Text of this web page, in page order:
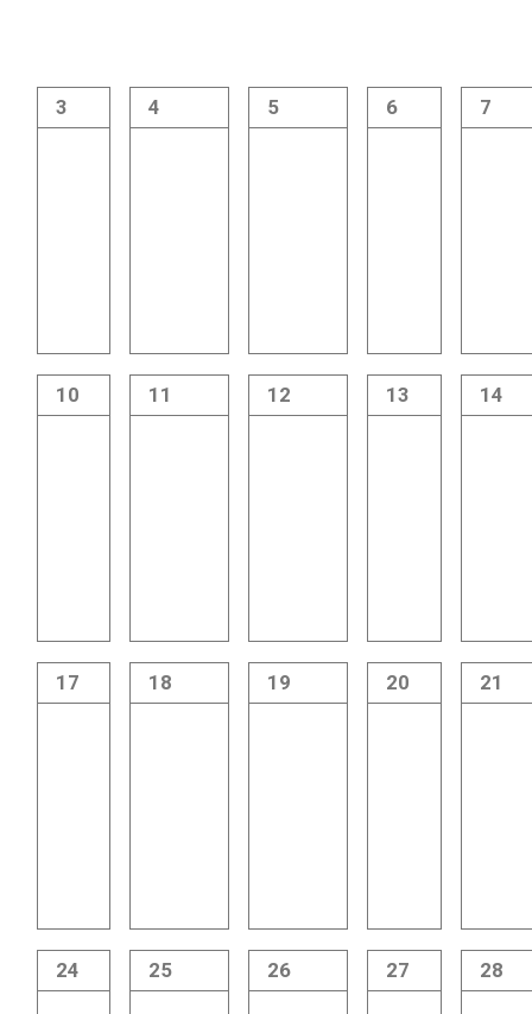
3 4 5 6 7
10 11 12 13 14
17 18 19 20 21
24 25 26 27 28